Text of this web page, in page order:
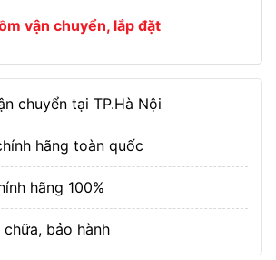
vận chuyển, lắp đặt
chuyển tại TP.Hà Nội
hãng toàn quốc
hãng 100%
bảo hành